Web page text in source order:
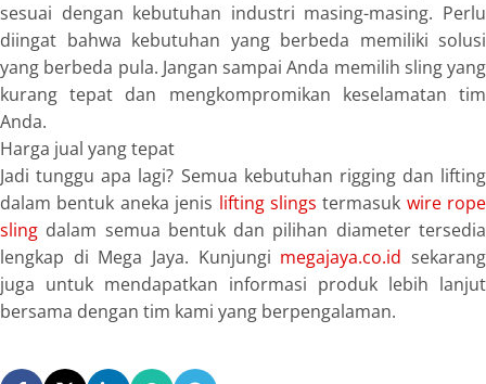
sesuai dengan kebutuhan industri masing-masing. Perlu
diingat bahwa kebutuhan yang berbeda memiliki solusi
yang berbeda pula. Jangan sampai Anda memilih sling yang
kurang tepat dan mengkompromikan keselamatan tim
Anda.
Harga jual yang tepat
Jadi tunggu apa lagi? Semua kebutuhan rigging dan lifting
dalam bentuk aneka jenis lifting slingstermasuk wire rope
sling dalam semua bentuk dan pilihan diameter tersedia
lengkap di Mega Jaya. Kunjungi megajaya.co.id sekarang
juga untuk mendapatkan informasi produk lebih lanjut
bersama dengan tim kami yang berpengalaman.